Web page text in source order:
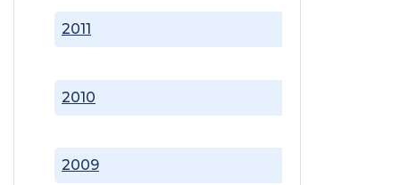
2009
2010
2011